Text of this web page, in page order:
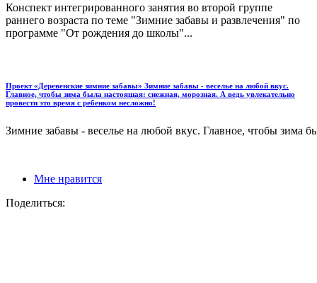
Конспект интегрированного занятия во второй группе
раннего возраста по теме "Зимние забавы и развлечения" по
программе "От рождения до школы"...
Проект «Деревенские зимние забавы» Зимние забавы - веселье на любой вкус.
Главное, чтобы зима была настоящая: снежная, морозная. А ведь увлекательно
провести это время с ребенком несложно!
Зимние забавы - веселье на любой вкус. Главное, чтобы зима
Мне нравится
Поделиться: